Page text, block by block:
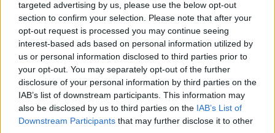
targeted advertising by us, please use the below opt-out
section to confirm your selection. Please note that after your
opt-out request is processed you may continue seeing
interest-based ads based on personal information utilized by
us or personal information disclosed to third parties prior to
your opt-out. You may separately opt-out of the further
disclosure of your personal information by third parties on the
IAB’s list of downstream participants. This information may
also be disclosed by us to third parties on the IAB’s List of
Downstream Participants that may further disclose it to other
Προσθέστε το ΕΘΝΟΣ στη Google
Ιστιοφόροσκάφοςμε σημαία Νέας
Ζηλανδίας προσάραξετο πρωί της Κυριακής
(24/08)στη θαλάσσια περιοχή Καναπίτσας
νότια της Σκιάθου.